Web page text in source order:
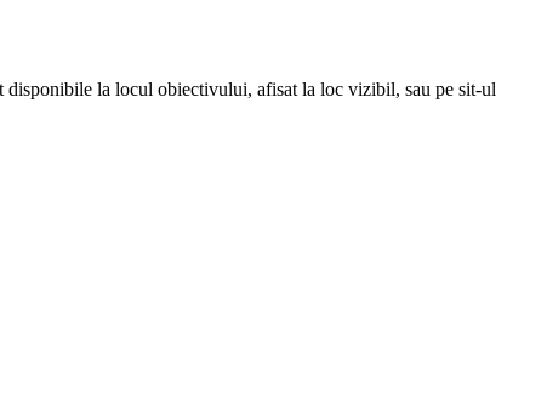
la locul obiectivului, afisat la loc vizibil, sau pe sit-ul